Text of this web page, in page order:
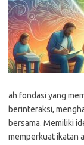
ah fondasi yang
berinteraksi,
bersama. Memiliki
memperkuat ikatan